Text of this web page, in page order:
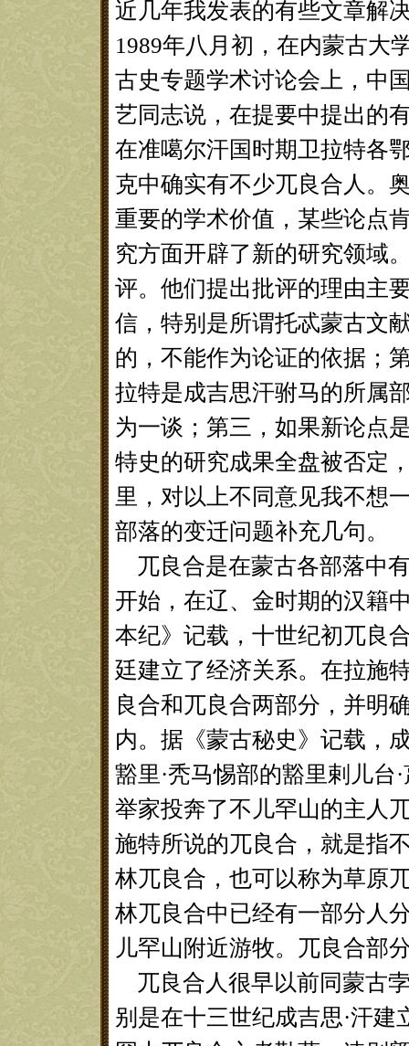
近几年我发表的有些文章解
1989年八月初，在内蒙古大
古史专题学术讨论会上，中
艺同志说，在提要中提出的
在准噶尔汗国时期卫拉特各
克中确实有不少兀良合人。
重要的学术价值，某些论点
究方面开辟了新的研究领域
评。他们提出批评的理由主
信，特别是所谓托忒蒙古文
的，不能作为论证的依据；
拉特是成吉思汗驸马的所属
为一谈；第三，如果新论点
特史的研究成果全盘被否定
里，对以上不同意见我不想
部落的变迁问题补充几句。
兀良合是在蒙古各部落中
开始，在辽、金时期的汉籍
本纪》记载，十世纪初兀良
廷建立了经济关系。在拉施
良合和兀良合两部分，并明
内。据《蒙古秘史》记载，
豁里·秃马惕部的豁里剌儿台
举家投奔了不儿罕山的主人
施特所说的兀良合，就是指
林兀良合，也可以称为草原
林兀良合中已经有一部分人
儿罕山附近游牧。兀良合部
兀良合人很早以前同蒙古
别是在十三世纪成吉思·汗